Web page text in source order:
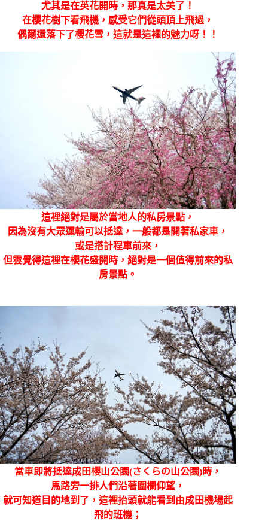
尤其是在英花開時，那真是太美了！
在櫻花樹下看飛機，感受它們從頭頂上飛過，
偶爾還落下了櫻花雪，這就是這裡的魅力呀！！
這裡絕對是屬於當地人的私房景點，
因為沒有大眾運輸可以抵達，一般都是開著私家車，
或是搭計程車前來，
但雲覺得這裡在櫻花盛開時，絕對是一個值得前來的私
房景點。
當車即將抵達成田櫻山公園(さくらの山公園)時，
馬路旁一排人們沿著圍欄仰望，
就可知道目的地到了，這裡抬頭就能看到由成田機場起
飛的班機；